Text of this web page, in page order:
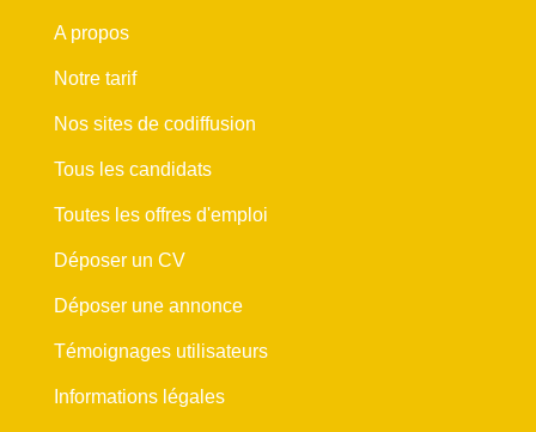
A propos
Notre tarif
Nos sites de codiffusion
Tous les candidats
Toutes les offres d'emploi
Déposer un CV
Déposer une annonce
Témoignages utilisateurs
Informations légales